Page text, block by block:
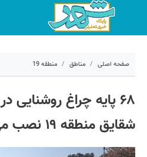
صفحه اصلی مناطق منطقه 19
کد مطلب: 49290
۶۸ پایه چراغ روشنایی
شقایق منطقه ۱۹ نصب می‌شود